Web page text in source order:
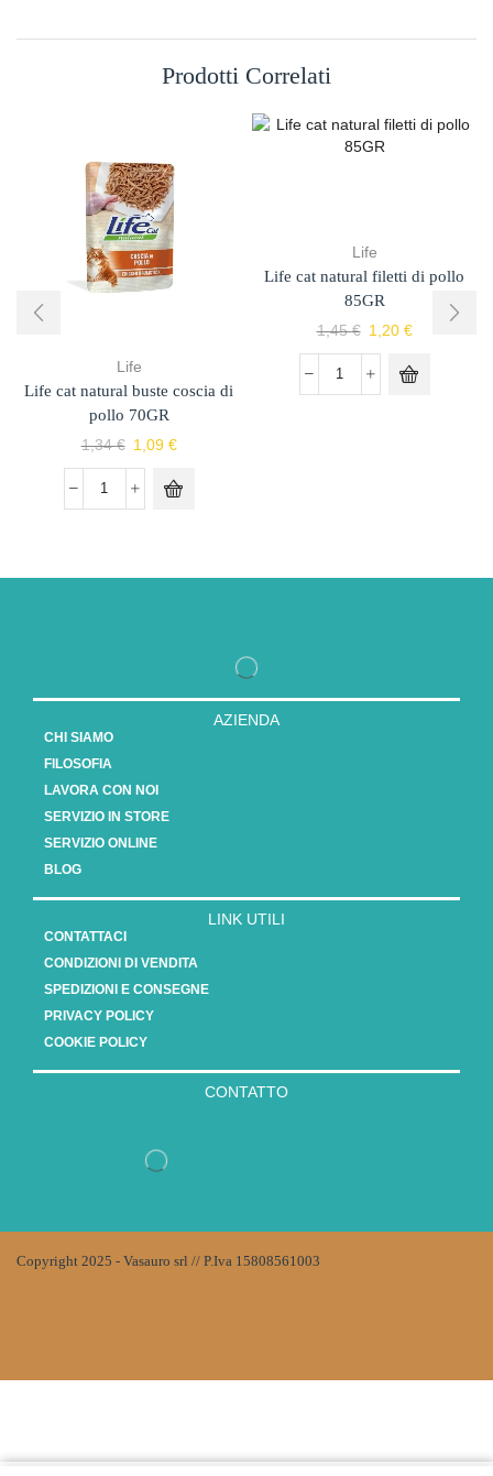
Prodotti Correlati
Life
Life cat natural buste coscia di
pollo 70GR
1,34€ 1,09 €
Life
Life cat natural filetti di pollo
85GR
1,45€ 1,20 €
AZIENDA
CHI SIAMO
FILOSOFIA
LAVORA CON NOI
SERVIZIO IN STORE
SERVIZIO ONLINE
BLOG
LINK UTILI
CONTATTACI
CONDIZIONI DI VENDITA
SPEDIZIONI E CONSEGNE
PRIVACY POLICY
COOKIE POLICY
CONTATTO
Copyright 2025 - Vasauro srl // P.Iva 15808561003